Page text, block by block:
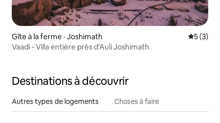
Gîte à la ferme · Joshimath Note
5 (3)
Vaadi - Villa entière près d'Auli Joshimath
Destinations à découvrir
Autres types de logements Choses à faire